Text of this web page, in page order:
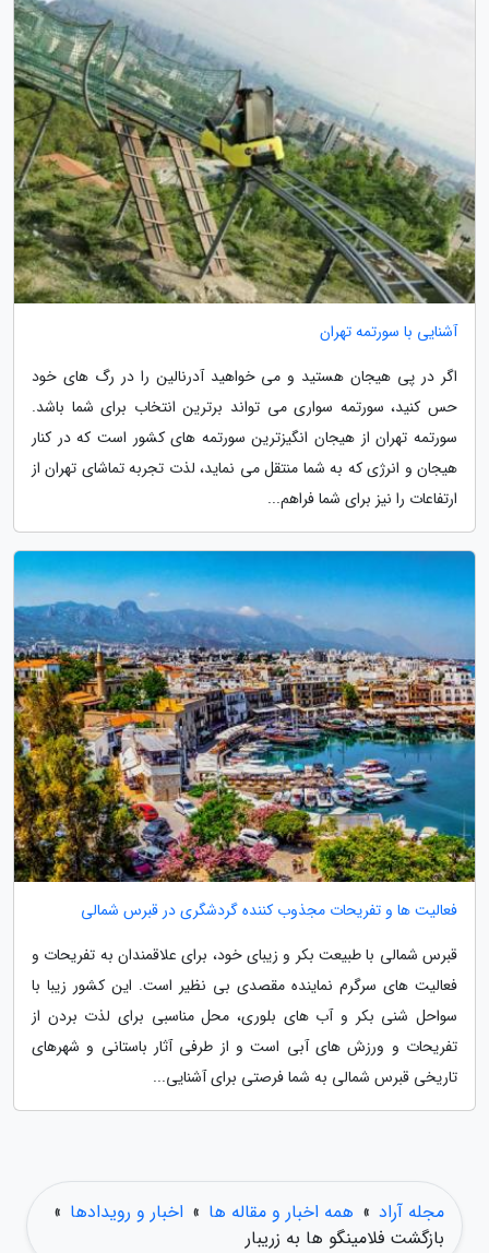
آشنایی با سورتمه تهران
اگر در پی هیجان هستید و می خواهید آدرنالین را در رگ های خود
حس کنید، سورتمه سواری می تواند برترین انتخاب برای شما باشد.
سورتمه تهران از هیجان انگیزترین سورتمه های کشور است که در کنار
هیجان و انرژی که به شما منتقل می نماید، لذت تجربه تماشای تهران از
ارتفاعات را نیز برای شما فراهم...
فعالیت ها و تفریحات مجذوب کننده گردشگری در قبرس شمالی
قبرس شمالی با طبیعت بکر و زیبای خود، برای علاقمندان به تفریحات و
فعالیت های سرگرم نماینده مقصدی بی نظیر است. این کشور زیبا با
سواحل شنی بکر و آب های بلوری، محل مناسبی برای لذت بردن از
تفریحات و ورزش های آبی است و از طرفی آثار باستانی و شهرهای
تاریخی قبرس شمالی به شما فرصتی برای آشنایی...
مجله آراد » همه اخبار و مقاله ها » اخبار و رویدادها »
بازگشت فلامینگو ها به زریبار